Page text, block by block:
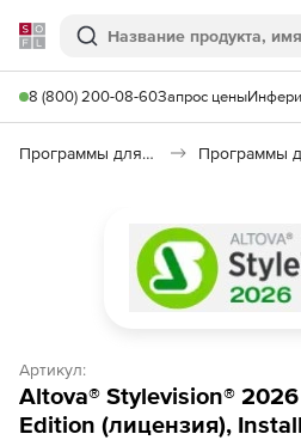
Softline
Поиск
8 (800) 200-08-60Запрос цены
Программы для программирования
Артикул:
Altova® Stylevision®
Edition (лицензия),